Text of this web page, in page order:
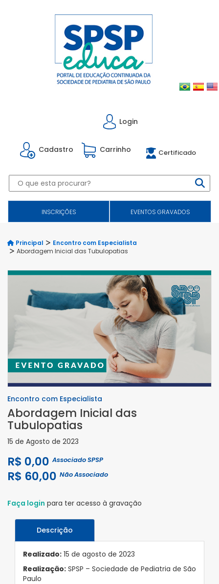
Login
Cadastro Carrinho Certificado
INSCRIÇÕES EVENTOS GRAVADOS
Principal
Encontro com Especialista
Abordagem Inicial das Tubulopatias
Encontro com Especialista
Abordagem Inicial das
Tubulopatias
15 de Agosto de 2023
Associado SPSP
R$ 0,00
Não Associado
R$ 60,00
Faça login para ter acesso à gravação
Descrição
Realizado: 15 de agosto de 2023
Realização: SPSP – Sociedade de Pediatria de São
Paulo